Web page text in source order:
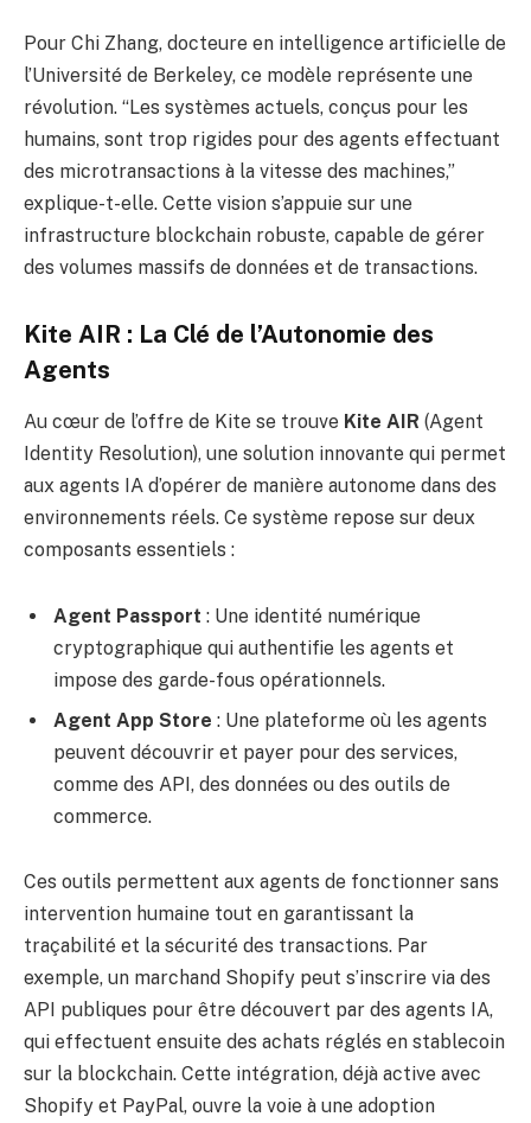
Pour Chi Zhang, docteure en intelligence artificielle de
l’Université de Berkeley, ce modèle représente une
révolution. “Les systèmes actuels, conçus pour les
humains, sont trop rigides pour des agents effectuant
des microtransactions à la vitesse des machines,”
explique-t-elle. Cette vision s’appuie sur une
infrastructure blockchain robuste, capable de gérer
des volumes massifs de données et de transactions.
Kite AIR : La Clé de l’Autonomie des
Agents
Au cœur de l’offre de Kite se trouve Kite AIR (Agent
Identity Resolution), une solution innovante qui permet
aux agents IA d’opérer de manière autonome dans des
environnements réels. Ce système repose sur deux
composants essentiels :
Agent Passport : Une identité numérique
cryptographique qui authentifie les agents et
impose des garde-fous opérationnels.
Agent App Store : Une plateforme où les agents
peuvent découvrir et payer pour des services,
comme des API, des données ou des outils de
commerce.
Ces outils permettent aux agents de fonctionner sans
intervention humaine tout en garantissant la
traçabilité et la sécurité des transactions. Par
exemple, un marchand Shopify peut s’inscrire via des
API publiques pour être découvert par des agents IA,
qui effectuent ensuite des achats réglés en stablecoin
sur la blockchain. Cette intégration, déjà active avec
Shopify et PayPal, ouvre la voie à une adoption